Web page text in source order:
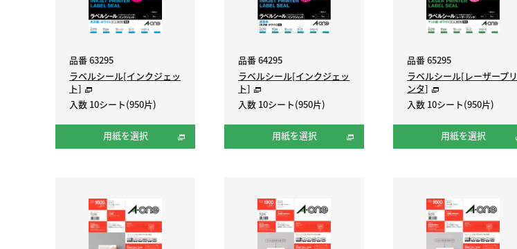
品番 63295
ラベルシール[インクジェッ
ト]
入数 10シート(950片)
用紙を選択
品番 64295
ラベルシール[インクジェッ
ト]
入数 10シート(950片)
用紙を選択
品番 65295
ラベルシール[レーザープリ
ンタ]
入数 10シート(950片)
用紙を選択